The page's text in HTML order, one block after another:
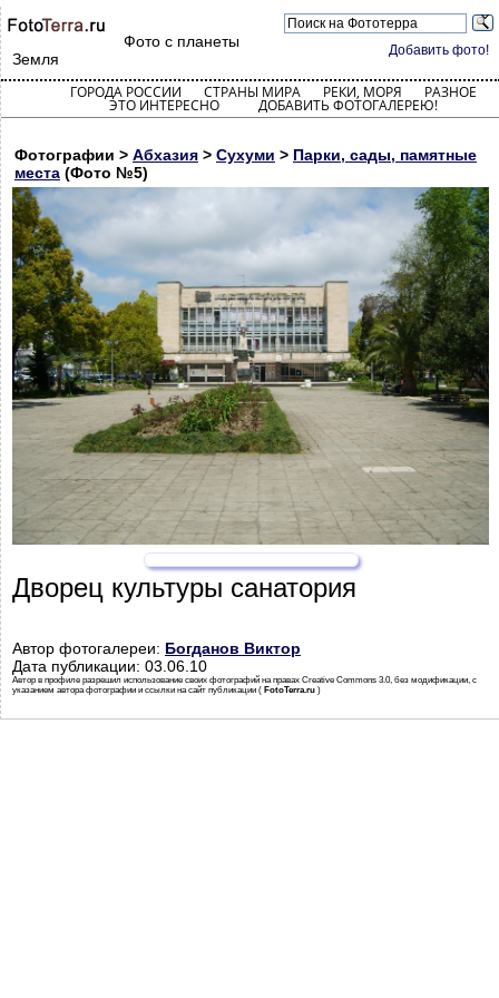
Добавить фото!
Фото с планеты
Земля
ГОРОДА РОССИИ СТРАНЫ МИРА РЕКИ, МОРЯ РАЗНОЕ
ЭТО ИНТЕРЕСНО ДОБАВИТЬ ФОТОГАЛЕРЕЮ!
Фотографии > Абхазия > Сухуми > Парки, сады, памятные
места (Фото №5)
Дворец культуры санатория
Автор фотогалереи: Богданов Виктор
Дата публикации: 03.06.10
Автор в профиле разрешил использование своих фотографий на правах Creative Commons 3.0, без модификации, с
указанием автора фотографии и ссылки на сайт публикации ( FotoTerra.ru )